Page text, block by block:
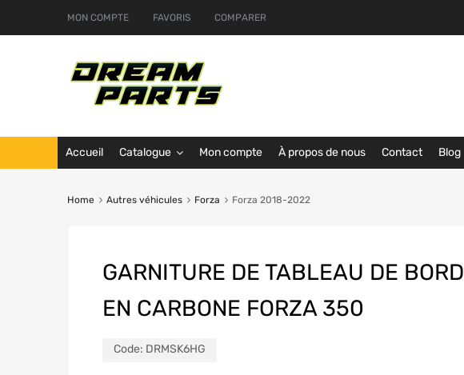
MON COMPTE FAVORIS COMPARER
Accueil Catalogue Mon compte À propos de nous Contact Blog
Home Autres véhicules Forza Forza 2018-2022
GARNITURE DE TABLEAU DE BORD
EN CARBONE FORZA 350
Code: DRMSK6HG